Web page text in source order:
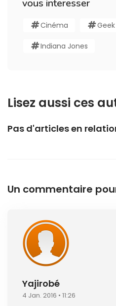
vous interesser
Cinéma Geek
Indiana Jones
Lisez aussi ces
Pas d'articles en
Un commentaire
Yajirobé
4 Jan. 2016 • 11:26